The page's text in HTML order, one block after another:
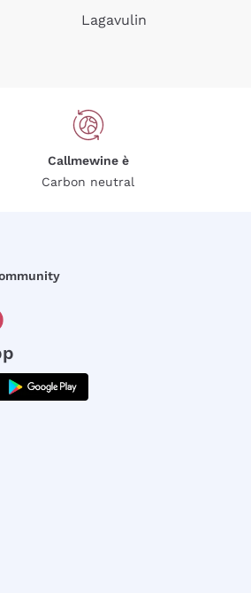
Lagavulin
Callmewine è
Carbon neutral